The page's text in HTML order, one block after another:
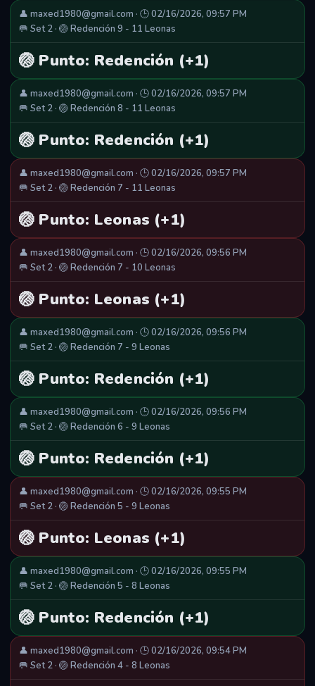
👤 maxed1980@gmail.com · 🕒 02/16/2026, 09:57 PM
🥅 Set 2 · 🏐 Redención 9 - 11 Leonas
🏐 Punto: Redención (+1)
👤 maxed1980@gmail.com · 🕒 02/16/2026, 09:57 PM
🥅 Set 2 · 🏐 Redención 8 - 11 Leonas
🏐 Punto: Redención (+1)
👤 maxed1980@gmail.com · 🕒 02/16/2026, 09:57 PM
🥅 Set 2 · 🏐 Redención 7 - 11 Leonas
🏐 Punto: Leonas (+1)
👤 maxed1980@gmail.com · 🕒 02/16/2026, 09:56 PM
🥅 Set 2 · 🏐 Redención 7 - 10 Leonas
🏐 Punto: Leonas (+1)
👤 maxed1980@gmail.com · 🕒 02/16/2026, 09:56 PM
🥅 Set 2 · 🏐 Redención 7 - 9 Leonas
🏐 Punto: Redención (+1)
👤 maxed1980@gmail.com · 🕒 02/16/2026, 09:56 PM
🥅 Set 2 · 🏐 Redención 6 - 9 Leonas
🏐 Punto: Redención (+1)
👤 maxed1980@gmail.com · 🕒 02/16/2026, 09:55 PM
🥅 Set 2 · 🏐 Redención 5 - 9 Leonas
🏐 Punto: Leonas (+1)
👤 maxed1980@gmail.com · 🕒 02/16/2026, 09:55 PM
🥅 Set 2 · 🏐 Redención 5 - 8 Leonas
🏐 Punto: Redención (+1)
👤 maxed1980@gmail.com · 🕒 02/16/2026, 09:54 PM
🥅 Set 2 · 🏐 Redención 4 - 8 Leonas